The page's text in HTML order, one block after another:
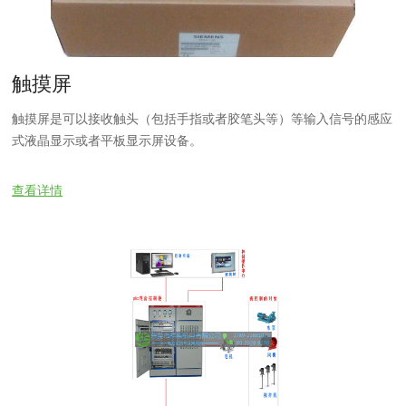
触摸屏
触摸屏是可以接收触头（包括手指或者胶笔头等）等输入信号的感应
式液晶显示或者平板显示屏设备。
查看详情